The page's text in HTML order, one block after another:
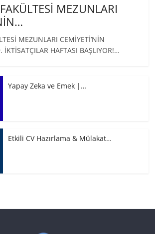
MEZUNLARI
MEZUNLARI CEMİYETİ’NİN
İKTİSATÇILAR HAFTASI BAŞLIYOR!…
Yapay Zeka ve Emek |…
Etkili CV Hazırlama & Mülakat…